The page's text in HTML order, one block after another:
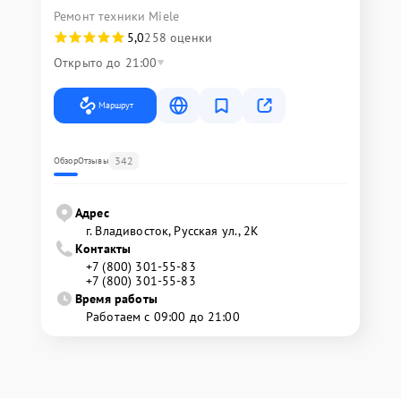
Ремонт техники Miele
5,0258 оценки
Открыто до 21:00
Маршрут
ОбзорОтзывы 342
Адрес
г. Владивосток, Русская ул., 2К
Контакты
+7 (800) 301-55-83
+7 (800) 301-55-83
Время работы
Работаем с 09:00 до 21:00